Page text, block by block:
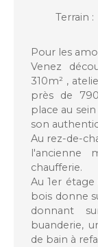
Terrain :
Pour les
Venez
310m² ,
près de
place au
son
Au rez-de-
l'ancienne
chaufferie.
Au 1er
bois donne
donnant
buanderie,
de bain à